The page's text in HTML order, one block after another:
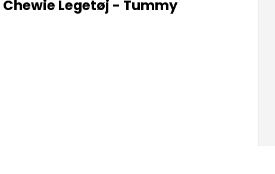
Chewie Legetøj - Tummy